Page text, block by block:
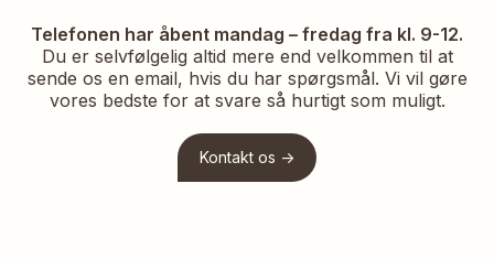
Telefonen har åbent mandag – fredag fra kl. 9-12.
Du er selvfølgelig altid mere end velkommen til at
sende os en email, hvis du har spørgsmål. Vi vil gøre
vores bedste for at svare så hurtigt som muligt.
Kontakt os ->